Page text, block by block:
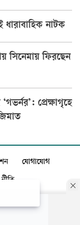
নাটক
সিনেমায় ফিরছেন
প্রেক্ষাগৃহে
যোগাযোগ